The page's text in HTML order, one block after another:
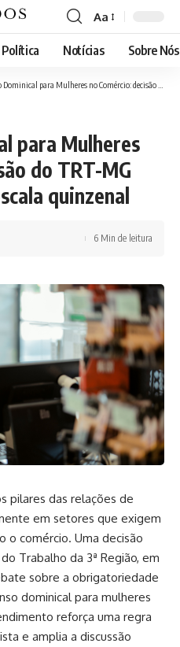
Font
Resizer
Aa
Política Notícias Sobre Nós
para Mulheres no Comércio: decisão do TRT-MG reforça direito à escala quinzenal
para Mulheres
do TRT-MG
quinzenal
6 Min de leitura
pilares das relações de
em setores que exigem
o comércio. Uma decisão
Trabalho da 3ª Região, em
sobre a obrigatoriedade
dominical para mulheres
reforça uma regra
e amplia a discussão